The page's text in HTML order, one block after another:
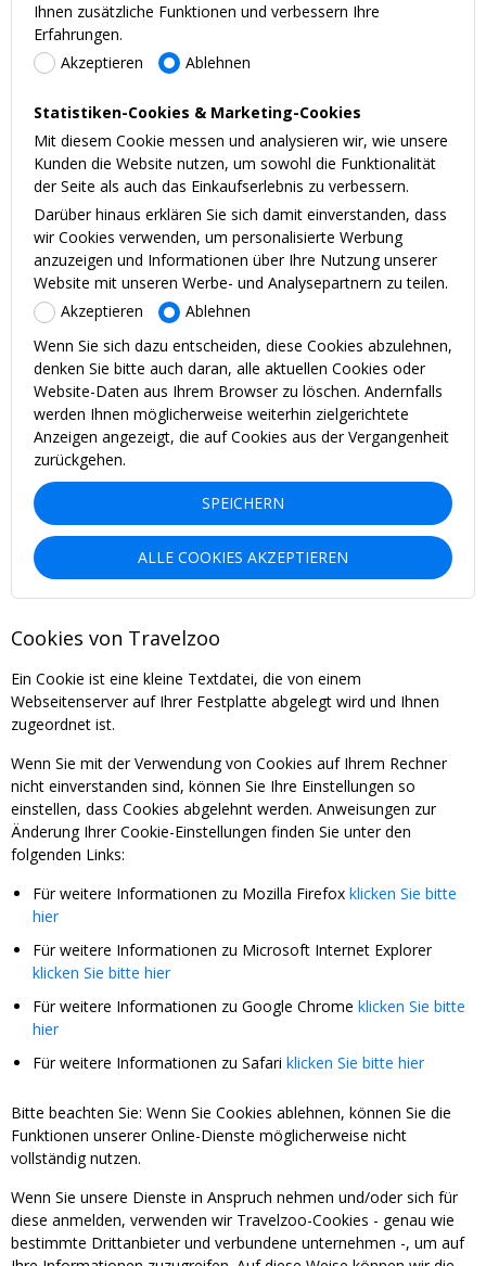
Ihnen zusätzliche Funktionen und verbessern Ihre
Erfahrungen.
Akzeptieren
Ablehnen
Statistiken-Cookies & Marketing-Cookies
Mit diesem Cookie messen und analysieren wir, wie unsere
Kunden die Website nutzen, um sowohl die Funktionalität
der Seite als auch das Einkaufserlebnis zu verbessern.
Darüber hinaus erklären Sie sich damit einverstanden, dass
wir Cookies verwenden, um personalisierte Werbung
anzuzeigen und Informationen über Ihre Nutzung unserer
Website mit unseren Werbe- und Analysepartnern zu teilen.
Akzeptieren
Ablehnen
Wenn Sie sich dazu entscheiden, diese Cookies abzulehnen,
denken Sie bitte auch daran, alle aktuellen Cookies oder
Website-Daten aus Ihrem Browser zu löschen. Andernfalls
werden Ihnen möglicherweise weiterhin zielgerichtete
Anzeigen angezeigt, die auf Cookies aus der Vergangenheit
zurückgehen.
SPEICHERN
ALLE COOKIES AKZEPTIEREN
Cookies von Travelzoo
Ein Cookie ist eine kleine Textdatei, die von einem
Webseitenserver auf Ihrer Festplatte abgelegt wird und Ihnen
zugeordnet ist.
Wenn Sie mit der Verwendung von Cookies auf Ihrem Rechner
nicht einverstanden sind, können Sie Ihre Einstellungen so
einstellen, dass Cookies abgelehnt werden. Anweisungen zur
Änderung Ihrer Cookie-Einstellungen finden Sie unter den
folgenden Links:
Für weitere Informationen zu Mozilla Firefox klicken Sie bitte
hier
Für weitere Informationen zu Microsoft Internet Explorer
klicken Sie bitte hier
Für weitere Informationen zu Google Chrome klicken Sie bitte
hier
Für weitere Informationen zu Safari klicken Sie bitte hier
Bitte beachten Sie: Wenn Sie Cookies ablehnen, können Sie die
Funktionen unserer Online-Dienste möglicherweise nicht
vollständig nutzen.
Wenn Sie unsere Dienste in Anspruch nehmen und/oder sich für
diese anmelden, verwenden wir Travelzoo-Cookies - genau wie
bestimmte Drittanbieter und verbundene unternehmen -, um auf